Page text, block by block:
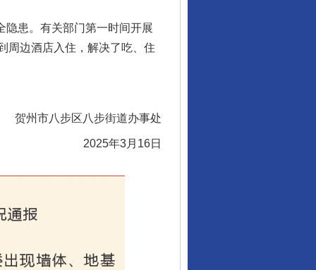
患。有关部门第一时间开展
周边酒店入住，解决了吃、住
贺州市八步区八步街道办事处
2025年3月16日